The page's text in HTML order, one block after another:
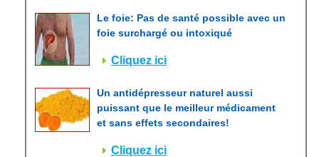
Le foie: Pas de santé possible avec un
foie surchargé ou intoxiqué
Cliquez ici
Un antidépresseur naturel aussi
puissant que le meilleur médicament
et sans effets secondaires!
Cliquez ici